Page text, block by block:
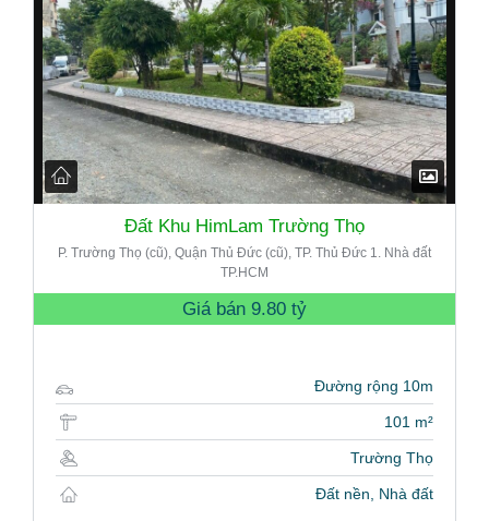
Đất Khu HimLam Trường Thọ
P. Trường Thọ (cũ), Quận Thủ Đức (cũ), TP. Thủ Đức 1. Nhà đất
TP.HCM
Giá bán 9.80 tỷ
Đường rộng 10m
101 m²
Trường Thọ
Đất nền, Nhà đất